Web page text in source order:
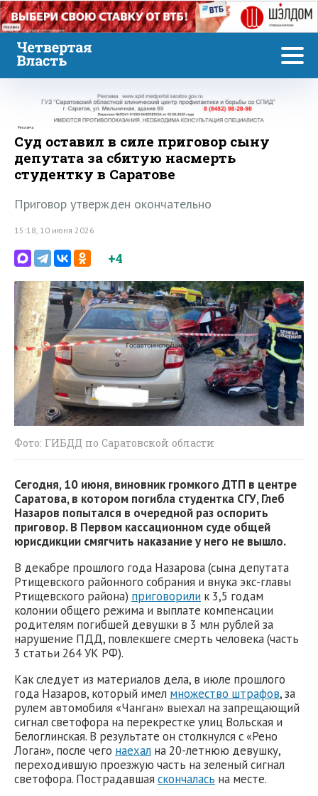
Реклама
Реклама
Суд оставил в силе приговор сыну
депутата за сбитую насмерть
студентку в Саратове
Приговор утвержден окончательно
15:18, 10 июня 2026
+4
Фото: ГИБДД по Саратовской области
Сегодня, 10 июня, виновник громкого ДТП в центре
Саратова, в котором погибла студентка СГУ, Глеб
Назаров попытался в очередной раз оспорить
приговор. В Первом кассационном суде общей
юрисдикции смягчить наказание у него не вышло.
В декабре прошлого года Назарова (сына депутата
Ртищевского районного собрания и внука экс-главы
Ртищевского района) приговорили к 3,5 годам
колонии общего режима и выплате компенсации
родителям погибшей девушки в 3 млн рублей за
нарушение ПДД, повлекшеге смерть человека (часть
3 статьи 264 УК РФ).
Как следует из материалов дела, в июле прошлого
года Назаров, который имел множество штрафов, за
рулем автомобиля «Чанган» выехал на запрещающий
сигнал светофора на перекрестке улиц Вольская и
Белоглинская. В результате он столкнулся с «Рено
Логан», после чего наехал на 20-летнюю девушку,
переходившую проезжую часть на зеленый сигнал
светофора. Пострадавшая скончалась на месте.